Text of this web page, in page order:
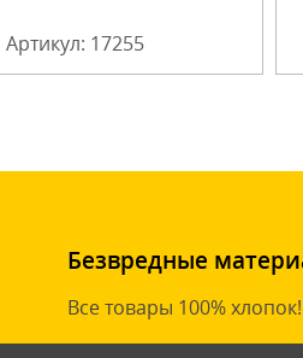
Артикул: 17255
Безвредные
Все товары 100% хлопок!